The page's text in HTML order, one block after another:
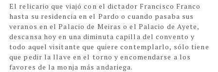
El relicario que viajó con el dictador Francisco Franco
hasta su residencia en el Pardo o cuando pasaba sus
veranos en el Palacio de Meiras o el Palacio de Ayete,
descansa hoy en una diminuta capilla del convento y
todo aquel visitante que quiere contemplarlo, sólo tiene
que pedir la llave en el torno y encomendarse a los
favores de la monja más andariega.